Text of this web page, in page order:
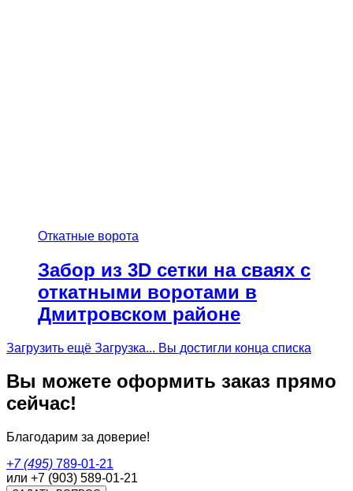
Откатные ворота
Забор из 3D сетки на сваях с
откатными воротами в
Дмитровском районе
Загрузить ещё Загрузка... Вы достигли конца списка
Вы можете оформить заказ прямо
сейчас!
Благодарим за доверие!
+7 (495) 789-01-21
или +7 (903) 589-01-21